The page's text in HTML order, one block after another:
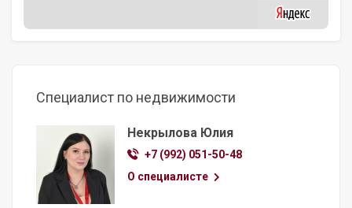
Специалист по недвижимости
Некрылова Юлия
+7 (992) 051-50-48
О специалисте